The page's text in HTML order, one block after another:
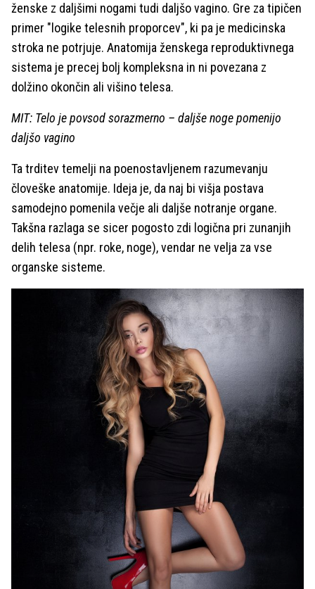
ženske z daljšimi nogami tudi daljšo vagino. Gre za tipičen
primer "logike telesnih proporcev", ki pa je medicinska
stroka ne potrjuje. Anatomija ženskega reproduktivnega
sistema je precej bolj kompleksna in ni povezana z
dolžino okončin ali višino telesa.
MIT: Telo je povsod sorazmerno – daljše noge pomenijo
daljšo vagino
Ta trditev temelji na poenostavljenem razumevanju
človeške anatomije. Ideja je, da naj bi višja postava
samodejno pomenila večje ali daljše notranje organe.
Takšna razlaga se sicer pogosto zdi logična pri zunanjih
delih telesa (npr. roke, noge), vendar ne velja za vse
organske sisteme.